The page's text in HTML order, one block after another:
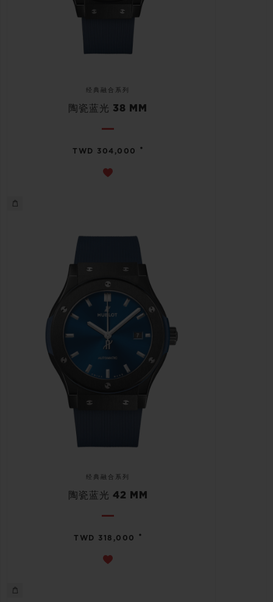
经典融合系列
陶瓷蓝光 38 MM
TWD 304,000 •
经典融合系列
陶瓷蓝光 42 MM
TWD 318,000 •